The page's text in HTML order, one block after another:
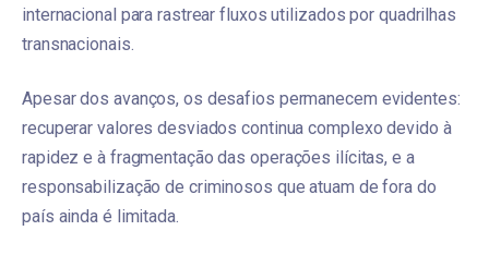
internacional para rastrear fluxos utilizados por quadrilhas
transnacionais.
Apesar dos avanços, os desafios permanecem evidentes:
recuperar valores desviados continua complexo devido à
rapidez e à fragmentação das operações ilícitas, e a
responsabilização de criminosos que atuam de fora do
país ainda é limitada.